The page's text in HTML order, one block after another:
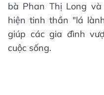
bà Phan Thị Long
hiện tinh thần "lá
giúp các gia đình
cuộc sống.